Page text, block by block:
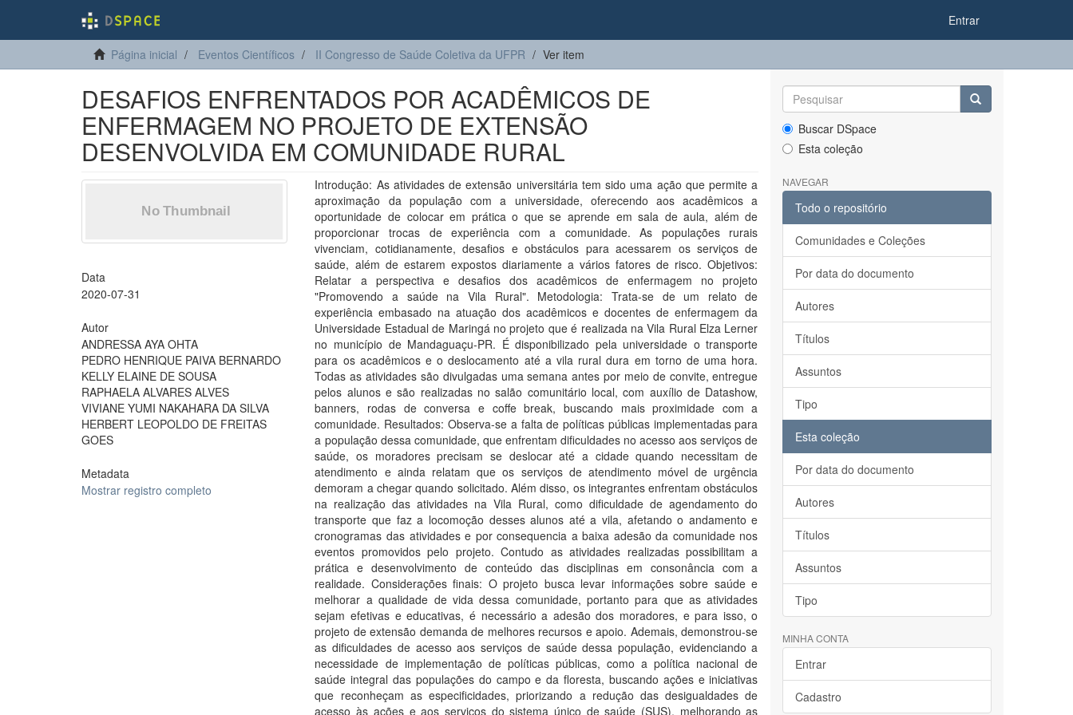
Entrar
Página inicial Eventos Científicos II Congresso de Saúde Coletiva da UFPR Ver item
DESAFIOS ENFRENTADOS POR ACADÊMICOS DE
ENFERMAGEM NO PROJETO DE EXTENSÃO
DESENVOLVIDA EM COMUNIDADE RURAL
Data
2020-07-31
Autor
ANDRESSA AYA OHTA
PEDRO HENRIQUE PAIVA BERNARDO
KELLY ELAINE DE SOUSA
RAPHAELA ALVARES ALVES
VIVIANE YUMI NAKAHARA DA SILVA
HERBERT LEOPOLDO DE FREITAS
GOES
Metadata
Mostrar registro completo
Introdução: As atividades de extensão universitária tem sido uma ação que permite a
aproximação da população com a universidade, oferecendo aos acadêmicos a
oportunidade de colocar em prática o que se aprende em sala de aula, além de
proporcionar trocas de experiência com a comunidade. As populações rurais
vivenciam, cotidianamente, desafios e obstáculos para acessarem os serviços de
saúde, além de estarem expostos diariamente a vários fatores de risco. Objetivos:
Relatar a perspectiva e desafios dos acadêmicos de enfermagem no projeto
"Promovendo a saúde na Vila Rural". Metodologia: Trata-se de um relato de
experiência embasado na atuação dos acadêmicos e docentes de enfermagem da
Universidade Estadual de Maringá no projeto que é realizada na Vila Rural Elza Lerner
no município de Mandaguaçu-PR. É disponibilizado pela universidade o transporte
para os acadêmicos e o deslocamento até a vila rural dura em torno de uma hora.
Todas as atividades são divulgadas uma semana antes por meio de convite, entregue
pelos alunos e são realizadas no salão comunitário local, com auxílio de Datashow,
banners, rodas de conversa e coffe break, buscando mais proximidade com a
comunidade. Resultados: Observa-se a falta de políticas públicas implementadas para
a população dessa comunidade, que enfrentam dificuldades no acesso aos serviços de
saúde, os moradores precisam se deslocar até a cidade quando necessitam de
atendimento e ainda relatam que os serviços de atendimento móvel de urgência
demoram a chegar quando solicitado. Além disso, os integrantes enfrentam obstáculos
na realização das atividades na Vila Rural, como dificuldade de agendamento do
transporte que faz a locomoção desses alunos até a vila, afetando o andamento e
cronogramas das atividades e por consequencia a baixa adesão da comunidade nos
eventos promovidos pelo projeto. Contudo as atividades realizadas possibilitam a
prática e desenvolvimento de conteúdo das disciplinas em consonância com a
realidade. Considerações finais: O projeto busca levar informações sobre saúde e
melhorar a qualidade de vida dessa comunidade, portanto para que as atividades
sejam efetivas e educativas, é necessário a adesão dos moradores, e para isso, o
projeto de extensão demanda de melhores recursos e apoio. Ademais, demonstrou-se
as dificuldades de acesso aos serviços de saúde dessa população, evidenciando a
necessidade de implementação de políticas públicas, como a política nacional de
saúde integral das populações do campo e da floresta, buscando ações e iniciativas
que reconheçam as especificidades, priorizando a redução das desigualdades de
acesso às ações e aos serviços do sistema único de saúde (SUS), melhorando as
Buscar DSpace
Esta coleção
NAVEGAR
Todo o repositório
Comunidades e Coleções
Por data do documento
Autores
Títulos
Assuntos
Tipo
Esta coleção
Por data do documento
Autores
Títulos
Assuntos
Tipo
MINHA CONTA
Entrar
Cadastro